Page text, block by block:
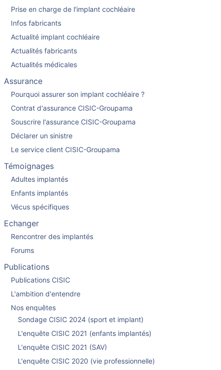
Prise en charge de l'implant cochléaire
Infos fabricants
Actualité implant cochléaire
Actualités fabricants
Actualités médicales
Assurance
Pourquoi assurer son implant cochléaire ?
Contrat d'assurance CISIC-Groupama
Souscrire l'assurance CISIC-Groupama
Déclarer un sinistre
Le service client CISIC-Groupama
Témoignages
Adultes implantés
Enfants implantés
Vécus spécifiques
Echanger
Rencontrer des implantés
Forums
Publications
Publications CISIC
L'ambition d'entendre
Nos enquêtes
Sondage CISIC 2024 (sport et implant)
L'enquête CISIC 2021 (enfants implantés)
L'enquête CISIC 2021 (SAV)
L'enquête CISIC 2020 (vie professionnelle)